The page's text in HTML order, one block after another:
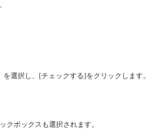
選択し、[チェックする]をクリックします。
クボックスも選択されます。